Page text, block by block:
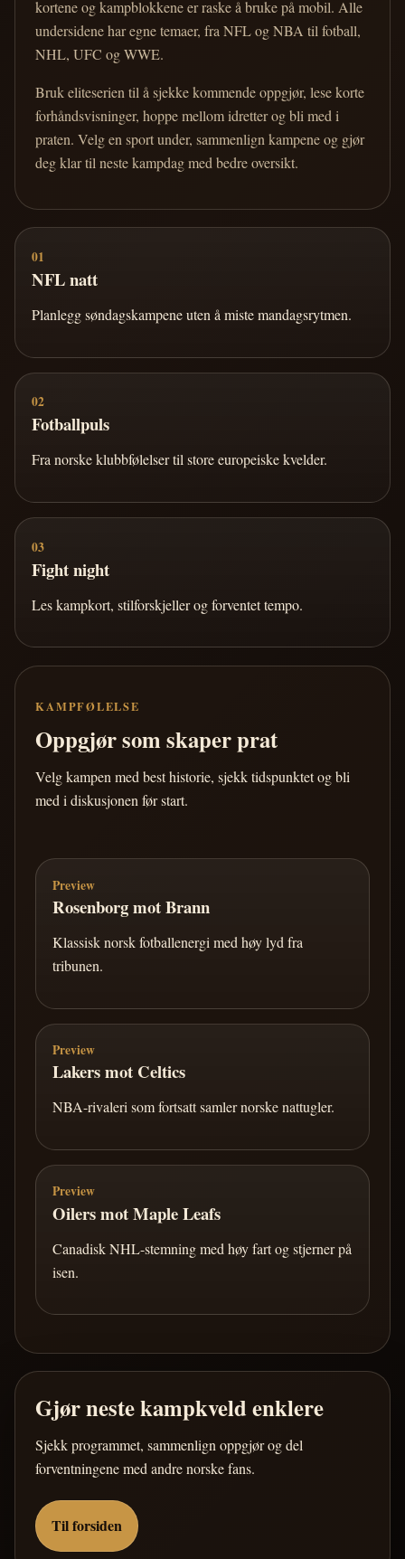
kortene og kampblokkene er raske å bruke på mobil. Alle
undersidene har egne temaer, fra NFL og NBA til fotball,
NHL, UFC og WWE.
Bruk eliteserien til å sjekke kommende oppgjør, lese korte
forhåndsvisninger, hoppe mellom idretter og bli med i
praten. Velg en sport under, sammenlign kampene og gjør
deg klar til neste kampdag med bedre oversikt.
01
NFL natt
Planlegg søndagskampene uten å miste mandagsrytmen.
02
Fotballpuls
Fra norske klubbfølelser til store europeiske kvelder.
03
Fight night
Les kampkort, stilforskjeller og forventet tempo.
KAMPFØLELSE
Oppgjør som skaper prat
Velg kampen med best historie, sjekk tidspunktet og bli
med i diskusjonen før start.
Preview
Rosenborg mot Brann
Klassisk norsk fotballenergi med høy lyd fra
tribunen.
Preview
Lakers mot Celtics
NBA-rivaleri som fortsatt samler norske nattugler.
Preview
Oilers mot Maple Leafs
Canadisk NHL-stemning med høy fart og stjerner på
isen.
Gjør neste kampkveld enklere
Sjekk programmet, sammenlign oppgjør og del
forventningene med andre norske fans.
Til forsiden